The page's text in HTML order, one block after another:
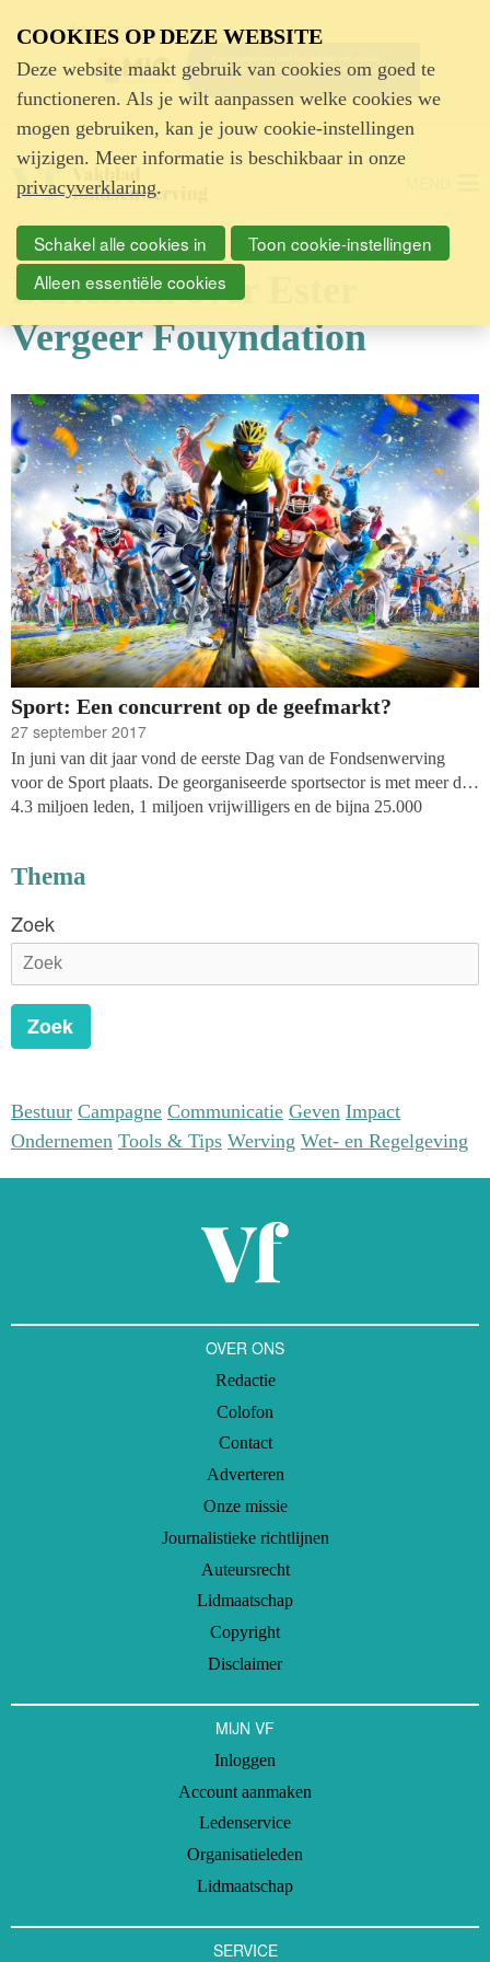
Advertentie
Berichten over Ester
Vergeer Fouyndation
Sport: Een concurrent op de geefmarkt?
27 september 2017
In juni van dit jaar vond de eerste Dag van de Fondsenwerving
voor de Sport plaats. De georganiseerde sportsector is met meer dan
4.3 miljoen leden, 1 miljoen vrijwilligers en de bijna 25.000
organisatiestructuur met 74 sportbonden die lid zijn van
lokaal stevig verankerd, met in iedere gemeente wel een aantal
dezelfde sport aanbieden.
Thema
Zoek
Zoek
Bestuur Campagne Communicatie Geven Impact
Ondernemen Tools & Tips Werving Wet- en Regelgeving
OVER ONS
Redactie
Colofon
Contact
Adverteren
Onze missie
Journalistieke richtlijnen
Auteursrecht
Lidmaatschap
Copyright
Disclaimer
MIJN VF
Inloggen
Account aanmaken
Ledenservice
Organisatieleden
Lidmaatschap
SERVICE
COOKIES OP DEZE WEBSITE
Deze website maakt gebruik van cookies om goed te
functioneren. Als je wilt aanpassen welke cookies we
mogen gebruiken, kan je jouw cookie-instellingen
wijzigen. Meer informatie is beschikbaar in onze
privacyverklaring.
Schakel alle cookies in
Toon cookie-instellingen
Alleen essentiële cookies